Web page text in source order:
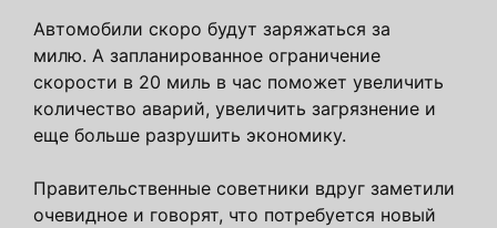
Автомобили скоро будут заряжаться за
милю. А запланированное ограничение
скорости в 20 миль в час поможет увеличить
количество аварий, увеличить загрязнение и
еще больше разрушить экономику.
Правительственные советники вдруг заметили
очевидное и говорят, что потребуется новый